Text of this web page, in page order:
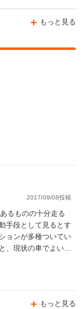
もっと見る
2017/09/08投稿
るものの十分走る
手段として見るとす
ョンが多種ついてい
、現状の車でよいと
性能が良いものがあ
もっと見る